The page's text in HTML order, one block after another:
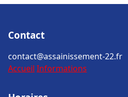
Contact
contact@assainissement-22.fr
Accueil Informations